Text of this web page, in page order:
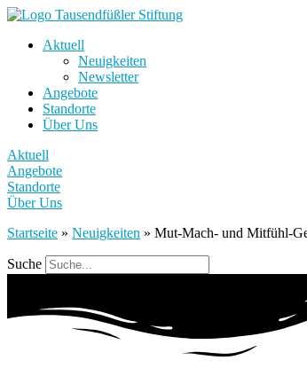
Aktuell
Neuigkeiten
Newsletter
Angebote
Standorte
Über Uns
Aktuell
Angebote
Standorte
Über Uns
Startseite » Neuigkeiten » Mut-Mach- und Mitfühl-
Suche